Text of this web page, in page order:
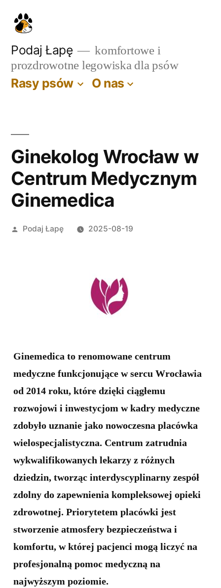
treściPodaj Łapę
komfortowe i
prozdrowotne legowiska dla psów
Rasy psów O nas
Ginekolog Wrocław w
Centrum Medycznym
Ginemedica
Opublikowane
Podaj Łapę 2025-08-19
Ginemedica to renomowane centrum
medyczne funkcjonujące w sercu Wrocławia
od 2014 roku, które dzięki ciągłemu
rozwojowi i inwestycjom w kadry medyczne
zdobyło uznanie jako nowoczesna placówka
wielospecjalistyczna. Centrum zatrudnia
wykwalifikowanych lekarzy z różnych
dziedzin, tworząc interdyscyplinarny zespół
zdolny do zapewnienia kompleksowej opieki
zdrowotnej. Priorytetem placówki jest
stworzenie atmosfery bezpieczeństwa i
komfortu, w której pacjenci mogą liczyć na
profesjonalną pomoc medyczną na
najwyższym poziomie.